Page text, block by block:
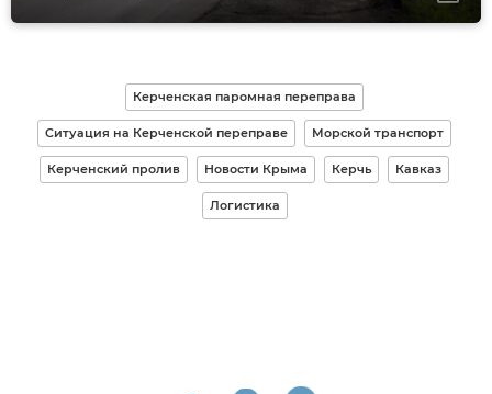
Керченская паромная переправа
Ситуация на Керченской переправе Морской транспорт
Керченский пролив Новости Крыма Керчь Кавказ
Логистика